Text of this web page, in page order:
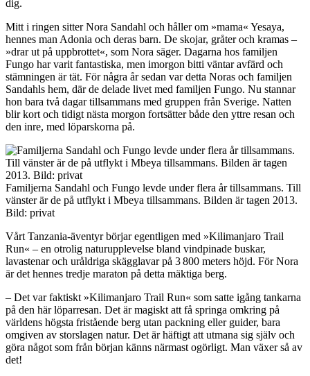
dig.
Mitt i ringen sitter Nora Sandahl och håller om »mama« Yesaya,
hennes man Adonia och deras barn. De skojar, gråter och kramas –
»drar ut på uppbrottet«, som Nora säger. Dagarna hos familjen
Fungo har varit fantastiska, men imorgon bitti väntar avfärd och
stämningen är tät. För några år sedan var detta Noras och familjen
Sandahls hem, där de delade livet med familjen Fungo. Nu stannar
hon bara två dagar tillsammans med gruppen från Sverige. Natten
blir kort och tidigt nästa morgon fortsätter både den yttre resan och
den inre, med löparskorna på.
Familjerna Sandahl och Fungo levde under flera år tillsammans. Till
vänster är de på utflykt i Mbeya tillsammans. Bilden är tagen 2013.
Bild: privat
Vårt Tanzania-äventyr börjar egentligen med »Kilimanjaro Trail
Run« – en otrolig naturupplevelse bland vindpinade buskar,
lavastenar och uråldriga skägglavar på 3 800 meters höjd. För Nora
är det hennes tredje maraton på detta mäktiga berg.
– Det var faktiskt »Kilimanjaro Trail Run« som satte igång tankarna
på den här löparresan. Det är magiskt att få springa omkring på
världens högsta fristående berg utan packning eller guider, bara
omgiven av storslagen natur. Det är häftigt att utmana sig själv och
göra något som från början känns närmast ogörligt. Man växer så av
det!